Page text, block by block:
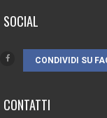
SOCIAL
CONDIVIDI SU
CONTATTI